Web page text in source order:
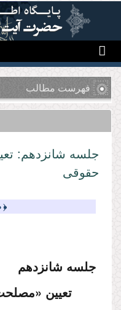
رفتن به محتوای اصلی
فهرست مطالب
جلسه شانزدهم:
حقوقى
﴿
جلسه شانزدهم
تعیین